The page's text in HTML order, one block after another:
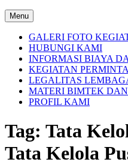
Menu
GALERI FOTO
HUBUNGI KAMI
INFORMASI BIAYA
KEGIATAN
LEGALITAS
MATERI BIMTEK
PROFIL KAMI
Tag: Tata
Tata Kelola